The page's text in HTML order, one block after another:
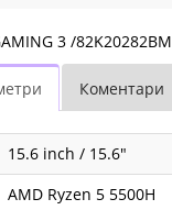
3 /82K20282BM
Коментари
15.6 inch / 15.6"
AMD Ryzen 5 5500H